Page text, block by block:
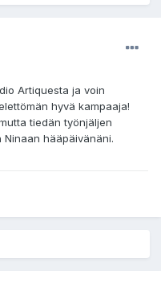
Artiquesta ja voin
hyvä kampaaja!
tiedän työnjäljen
hääpäivänäni.